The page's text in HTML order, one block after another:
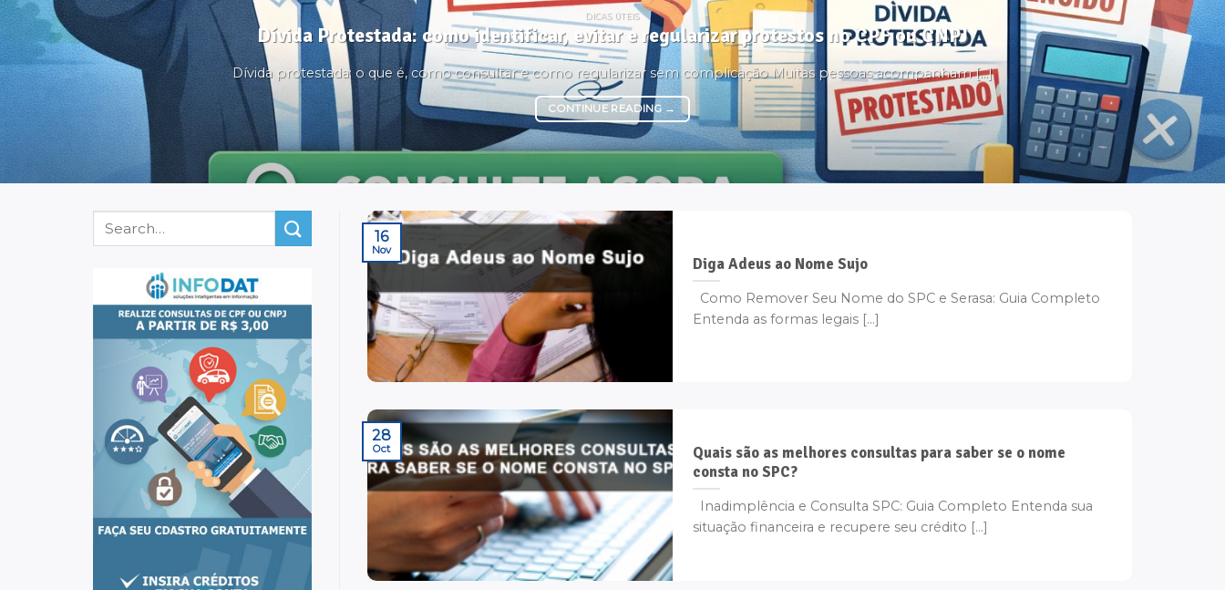
DICAS ÚTEIS
Dívida Protestada: como identificar, evitar e regularizar protestos no CPF ou CNPJ
Dívida protestada: o que é, como consultar e como regularizar sem complicação Muitas pessoas acompanham [...]
CONTINUE READING→
Diga Adeus ao Nome Sujo
Como Remover Seu Nome do SPC e Serasa: Guia Completo
Entenda as formas legais [...]
16
Nov
Quais são as melhores consultas para saber se o nome
consta no SPC?
Inadimplência e Consulta SPC: Guia Completo Entenda sua
situação financeira e recupere seu crédito [...]
28
Oct